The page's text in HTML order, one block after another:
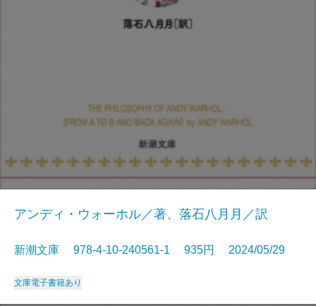
アンディ・ウォーホル／著、落石八月月／訳
新潮文庫 978-4-10-240561-1 935円 2024/05/29
文庫電子書籍あり